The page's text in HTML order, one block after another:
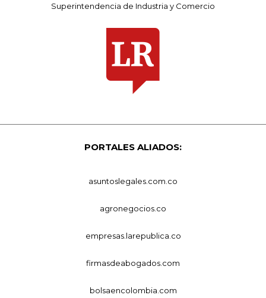
Superintendencia de Industria y Comercio
PORTALES ALIADOS:
asuntoslegales.com.co
agronegocios.co
empresas.larepublica.co
firmasdeabogados.com
bolsaencolombia.com